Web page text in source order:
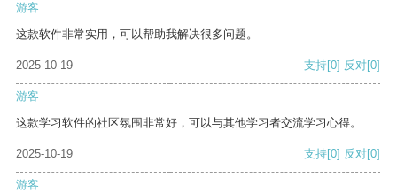
游客
这款软件非常实用，可以帮助我解决很多问题。
2025-10-19 支持[0] 反对[0]
游客
这款学习软件的社区氛围非常好，可以与其他学习者交流学习心得。
2025-10-19 支持[0] 反对[0]
游客